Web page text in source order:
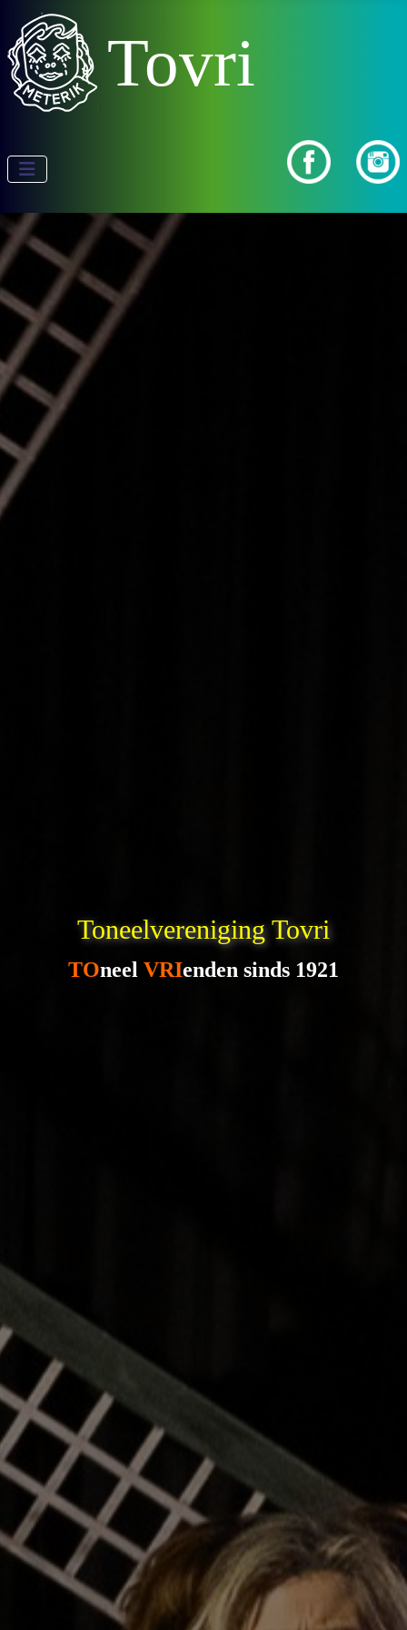
Tovri
Toneelvereniging Tovri
TOneel VRIenden sinds 1921